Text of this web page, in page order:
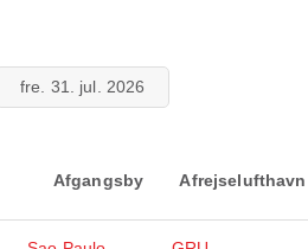
fre. 31. jul. 2026
Afgangsby Afrejselufthavn